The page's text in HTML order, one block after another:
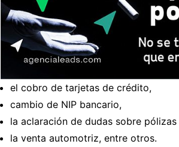
el cobro de tarjetas de crédito,
cambio de NIP bancario,
la aclaración de dudas sobre pólizas
la venta automotriz, entre otros.